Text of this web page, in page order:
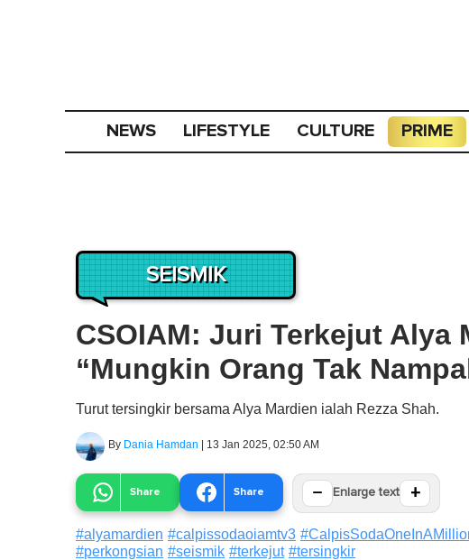
NEWS LIFESTYLE CULTURE PRIME
SEISMIK
CSOIAM: Juri Terkejut Alya
“Mungkin Orang Tak
Turut tersingkir bersama Alya Mardien ialah Rezza Shah.
By Dania Hamdan | 13 Jan 2025, 02:50 AM
Share Share − Enlarge text +
#alyamardien #calpissodaoiamtv3 #
#perkongsian #seismik #terkejut #tersingkir